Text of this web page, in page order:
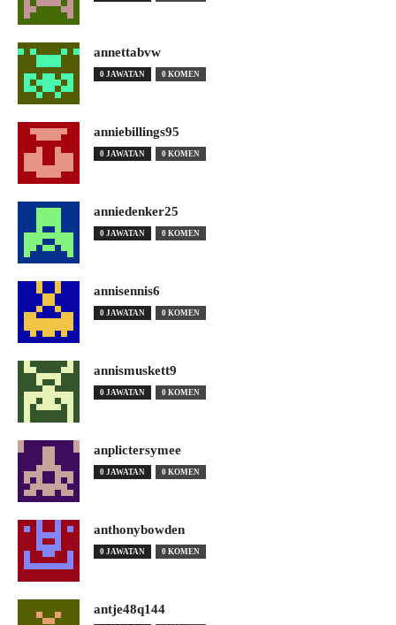
annettabvw
0 JAWATAN 0 KOMEN
anniebillings95
0 JAWATAN 0 KOMEN
anniedenker25
0 JAWATAN 0 KOMEN
annisennis6
0 JAWATAN 0 KOMEN
annismuskett9
0 JAWATAN 0 KOMEN
anplictersymee
0 JAWATAN 0 KOMEN
anthonybowden
0 JAWATAN 0 KOMEN
antje48q144